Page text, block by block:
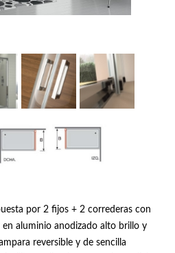
por 2 fijos + 2 correderas con
aluminio anodizado alto brillo y
reversible y de sencilla